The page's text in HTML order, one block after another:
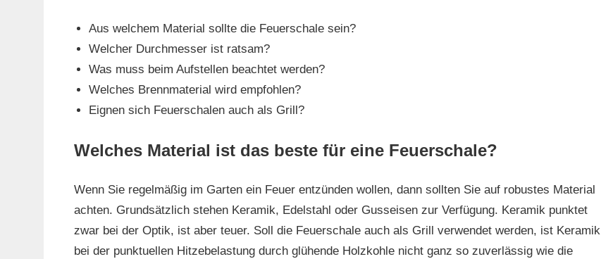
Aus welchem Material sollte die Feuerschale sein?
Welcher Durchmesser ist ratsam?
Was muss beim Aufstellen beachtet werden?
Welches Brennmaterial wird empfohlen?
Eignen sich Feuerschalen auch als Grill?
Welches Material ist das beste für eine Feuerschale?
Wenn Sie regelmäßig im Garten ein Feuer entzünden wollen, dann sollten Sie auf robustes Material
achten. Grundsätzlich stehen Keramik, Edelstahl oder Gusseisen zur Verfügung. Keramik punktet
zwar bei der Optik, ist aber teuer. Soll die Feuerschale auch als Grill verwendet werden, ist Keramik
bei der punktuellen Hitzebelastung durch glühende Holzkohle nicht ganz so zuverlässig wie die